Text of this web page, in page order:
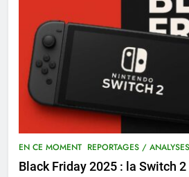
EN CE MOMENT REPORTAGES /
Black Friday 2025 : la Switch